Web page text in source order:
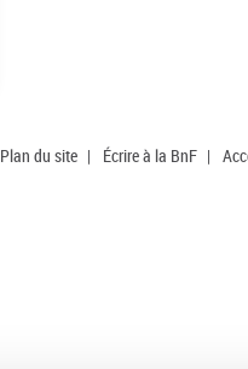
Plan du site | Écrire à la BnF |